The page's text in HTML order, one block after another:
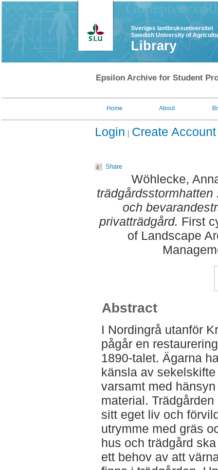
Sveriges lantbruksuniversitet
Swedish University of
Library
Epsilon Archive for Student
Home About
Login Create Account
Share
Wöhlecke,
och
privatträdgård. First
of Landscape
Abstract
I Nordingrå utanför
pågår en
1890-talet. Ägarna
känsla av
varsamt med
material.
sitt eget liv och
utrymme med gräs
hus och trädgård
ett behov av att